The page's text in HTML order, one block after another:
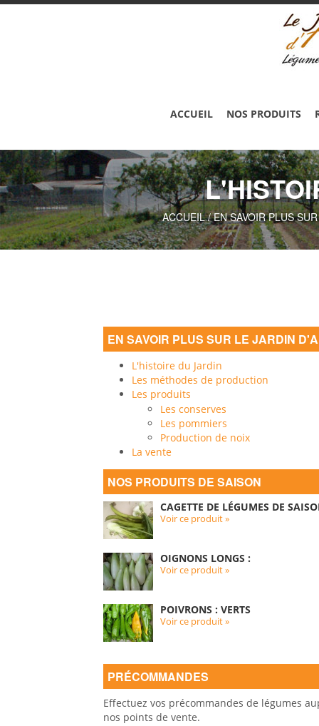
ACCUEIL NOS PRODUITS
ACCUEIL/EN SAVOIR PLUS
EN SAVOIR PLUS SUR LE JARDIN
L'histoire du Jardin
Les méthodes de production
Les produits
Les conserves
Les pommiers
Production de noix
La vente
NOS PRODUITS DE SAISON
CAGETTE DE LÉGUMES DE
Voir ce produit »
OIGNONS LONGS :
Voir ce produit »
POIVRONS : VERTS
Voir ce produit »
PRÉCOMMANDES
Effectuez vos précommandes de légumes
nos points de vente.